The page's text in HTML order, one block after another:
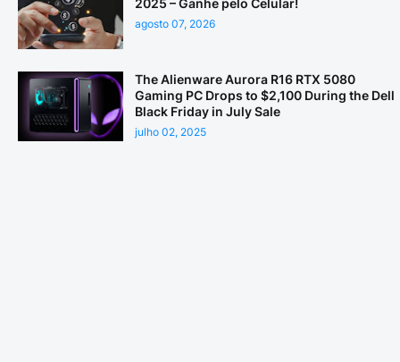
2025 – Ganhe pelo Celular!
agosto 07, 2026
The Alienware Aurora R16 RTX 5080
Gaming PC Drops to $2,100 During the Dell
Black Friday in July Sale
julho 02, 2025